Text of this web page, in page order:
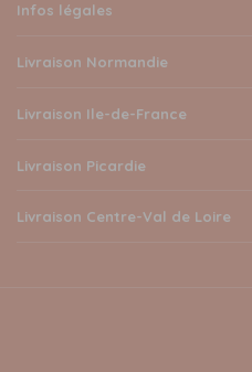
Infos légales
Livraison Normandie
Livraison Ile-de-France
Livraison Picardie
Livraison Centre-Val de Loire